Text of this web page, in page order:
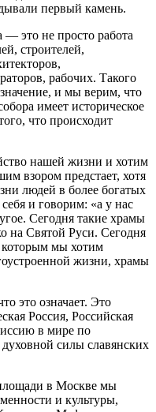
первый камень.
— это не просто работа
строителей,
рабочих. Такого
и мы верим, что
имеет историческое
что происходит
нашей жизни и хотим
взором предстает, хотя
людей в более богатых
и говорим: «а у нас
Сегодня такие храмы
на Святой Руси. Сегодня
мы хотим
жизни, храмы
это означает. Это
Россия, Российская
в мире по
силы славянских
в Москве мы
и культуры,